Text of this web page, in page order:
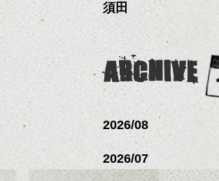
須田
ARCHIVE
2026/08
2026/07